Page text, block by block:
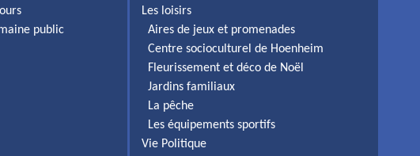
public
Les loisirs
Aires de jeux et promenades
Centre socioculturel de Hoenheim
Fleurissement et déco de Noël
Jardins familiaux
La pêche
Les équipements sportifs
Vie Politique